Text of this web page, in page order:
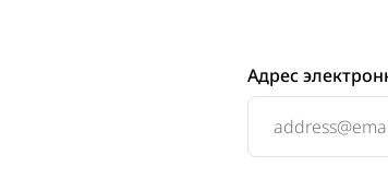
Адрес